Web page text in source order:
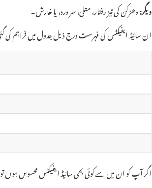
دیگر:دھڑکن کی تیز رفتار، متلی، سر درد، یا خارش۔
ان سائیڈ ایفیکٹس کی فہرست درج ذیل جدول میں فراہم کی
اگر آپ کو ان میں سے کوئی بھی سائیڈ ایفیکٹس محسوس ہوں